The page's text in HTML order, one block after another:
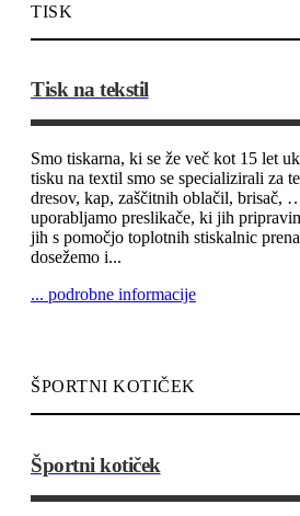
TISK
Tisk na tekstil
Smo tiskarna, ki se že več kot 15 let
tisku na textil smo se specializirali za
dresov, kap, zaščitnih oblačil, brisač,
uporabljamo preslikače, ki jih
jih s pomočjo toplotnih stiskalnic
dosežemo i...
... podrobne informacije
ŠPORTNI KOTIČEK
Športni kotiček